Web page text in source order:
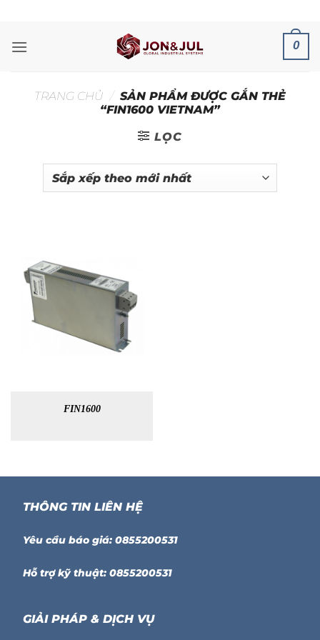
nội
0
TRANG CHỦ / SẢN PHẨM ĐƯỢC GẮN THẺ
“FIN1600 VIETNAM”
LỌC
FIN1600
THÔNG TIN LIÊN HỆ
Yêu cầu báo giá: 0855200531
Hỗ trợ kỹ thuật: 0855200531
GIẢI PHÁP & DỊCH VỤ